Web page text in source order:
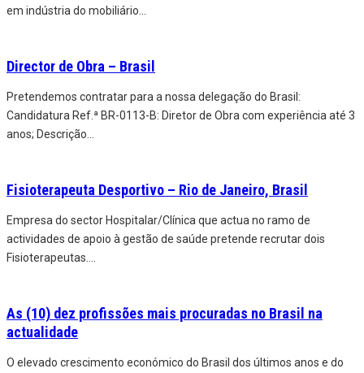
em indústria do mobiliário
Director de Obra – Brasil
Pretendemos contratar para a nossa delegação do Brasil:
Candidatura Ref.ª BR-0113-B: Diretor de Obra com experiência até 3
anos; Descrição
Fisioterapeuta Desportivo – Rio de Janeiro, Brasil
Empresa do sector Hospitalar/Clínica que actua no ramo de
actividades de apoio à gestão de saúde pretende recrutar dois
Fisioterapeutas.
As (10) dez profissões mais procuradas no Brasil na
actualidade
O elevado crescimento económico do Brasil dos últimos anos e do